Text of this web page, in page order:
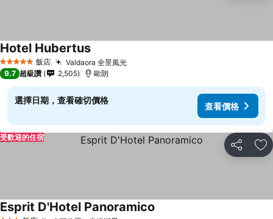
5 星級 飯店 Valdaora 全景風光查看價格
Hotel Hubertus查看價格
9.7 超級讚 2,505 歐朗
選擇日期，查看確切價格
查看價格
分享 加
受歡迎的住宿
Esprit D'Hotel Panoramico